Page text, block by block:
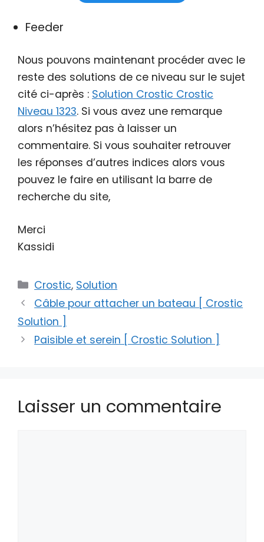
Feeder
Nous pouvons maintenant procéder avec le
reste des solutions de ce niveau sur le sujet
cité ci-après : Solution Crostic Crostic
Niveau 1323. Si vous avez une remarque
alors n’hésitez pas à laisser un
commentaire. Si vous souhaiter retrouver
les réponses d’autres indices alors vous
pouvez le faire en utilisant la barre de
recherche du site,
Merci
Kassidi
Catégories
Crostic, Solution
Câble pour attacher un bateau [ Crostic
Solution ]
Paisible et serein [ Crostic Solution ]
Laisser un commentaire